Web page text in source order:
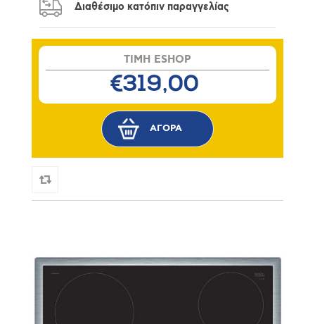
Διαθέσιμο κατόπιν παραγγελίας
TIMH ESHOP
€319,00